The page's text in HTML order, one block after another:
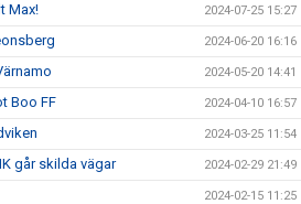
Max! 2024-07-25 15:27
2024-06-20 16:16
2024-05-20 14:41
Boo FF 2024-04-10 16:57
2024-03-25 11:54
går skilda vägar 2024-02-29 21:49
2024-02-15 11:25